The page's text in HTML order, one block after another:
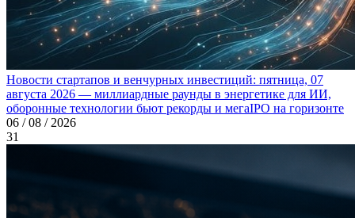
Новости стартапов и венчурных инвестиций: пятница, 07
августа 2026 — миллиардные раунды в энергетике для ИИ,
оборонные технологии бьют рекорды и мегаIPO на горизонте
06 / 08 / 2026
31